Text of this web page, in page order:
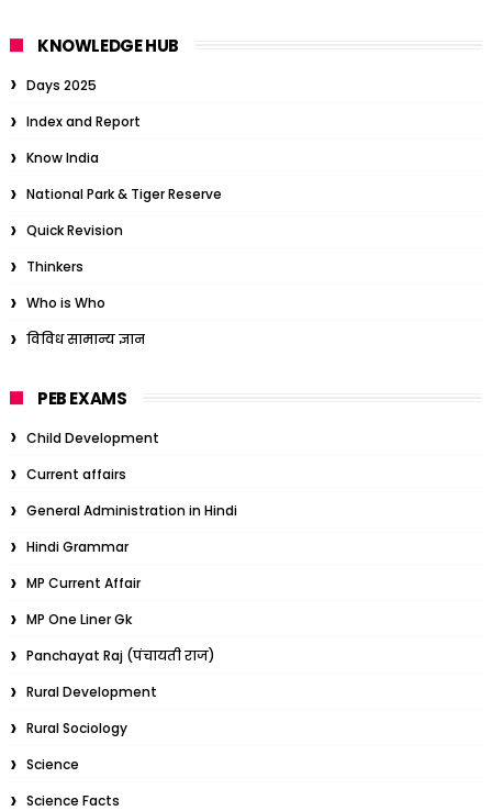
KNOWLEDGE HUB
Days 2025
Index and Report
Know India
National Park & Tiger Reserve
Quick Revision
Thinkers
Who is Who
विविध सामान्य ज्ञान
PEB EXAMS
Child Development
Current affairs
General Administration in Hindi
Hindi Grammar
MP Current Affair
MP One Liner Gk
Panchayat Raj (पंचायती राज)
Rural Development
Rural Sociology
Science
Science Facts